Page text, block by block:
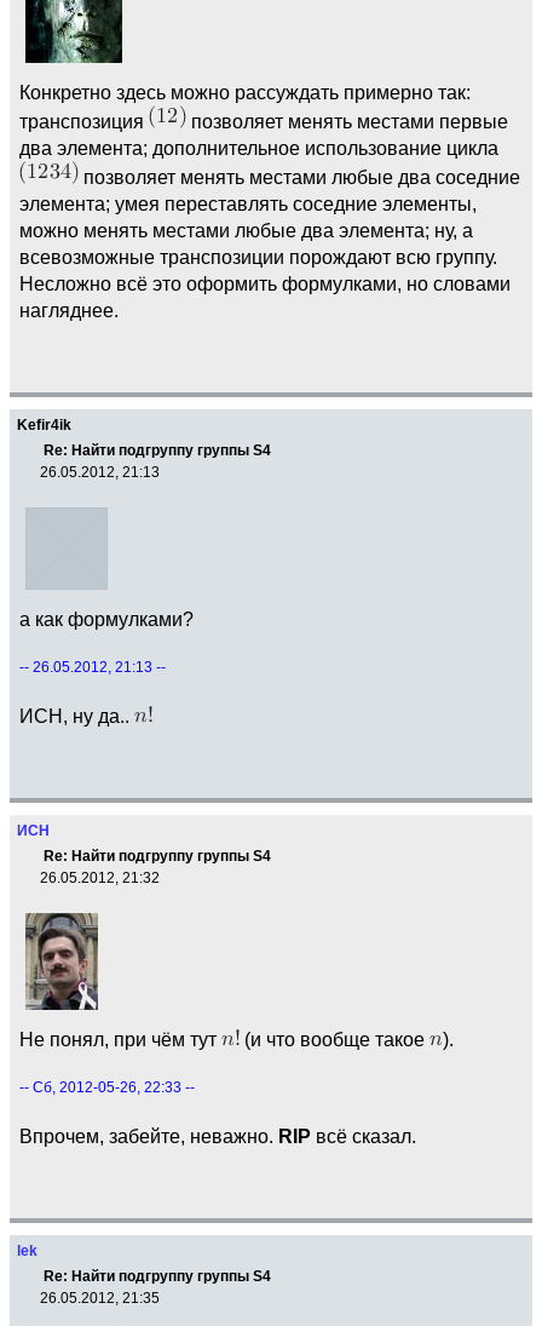
Конкретно здесь можно рассуждать примерно так:
транспозиция
позволяет менять местами первые
два элемента; дополнительное использование цикла
позволяет менять местами любые два соседние
элемента; умея переставлять соседние элементы,
можно менять местами любые два элемента; ну, а
всевозможные транспозиции порождают всю группу.
Несложно всё это оформить формулками, но словами
нагляднее.
Kefir4ik
Re: Найти подгруппу группы S4
26.05.2012, 21:13
а как формулками?
-- 26.05.2012, 21:13 --
ИСН, ну да..
ИСН
Re: Найти подгруппу группы S4
26.05.2012, 21:32
Не понял, при чём тут (и что вообще такое ).
-- Сб, 2012-05-26, 22:33 --
Впрочем, забейте, неважно. RIP всё сказал.
lek
Re: Найти подгруппу группы S4
26.05.2012, 21:35